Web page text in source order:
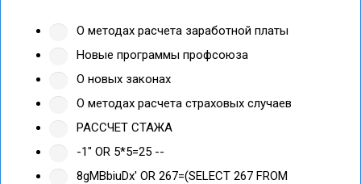
О методах расчета заработной платы
Новые программы профсоюза
О новых законах
О методах расчета страховых случаев
РАССЧЕТ СТАЖА
-1" OR 5*5=25 --
8gMBbiuDx' OR 267=(SELECT 267 FROM